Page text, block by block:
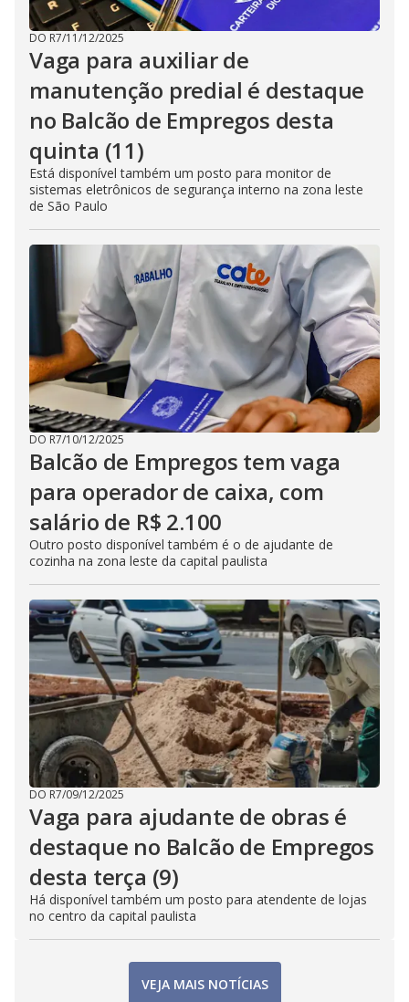
DO R7/11/12/2025
Vaga para auxiliar de
manutenção predial é destaque
no Balcão de Empregos desta
quinta (11)
Está disponível também um posto para monitor de
sistemas eletrônicos de segurança interno na zona leste
de São Paulo
DO R7/10/12/2025
Balcão de Empregos tem vaga
para operador de caixa, com
salário de R$ 2.100
Outro posto disponível também é o de ajudante de
cozinha na zona leste da capital paulista
DO R7/09/12/2025
Vaga para ajudante de obras é
destaque no Balcão de Empregos
desta terça (9)
Há disponível também um posto para atendente de lojas
no centro da capital paulista
VEJA MAIS NOTÍCIAS